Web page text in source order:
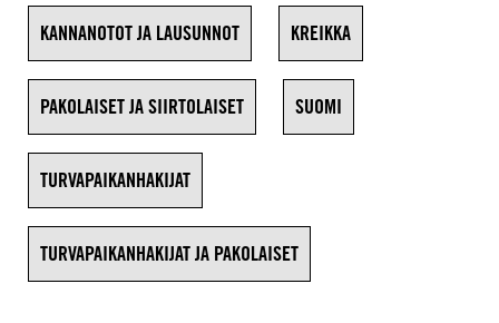
KANNANOTOT JA LAUSUNNOT KREIKKA
PAKOLAISET JA SIIRTOLAISET SUOMI
TURVAPAIKANHAKIJAT
TURVAPAIKANHAKIJAT JA PAKOLAISET